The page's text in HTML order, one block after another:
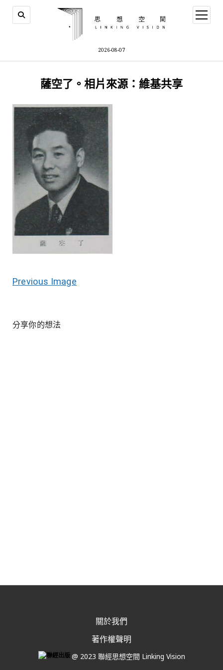
2026-08-07
open
menu
薩空了。相片來源：維基共享
Previous Image
分享你的想法
關於我們
著作權聲明
@ 2023 聯經思想空間 Linking Vision